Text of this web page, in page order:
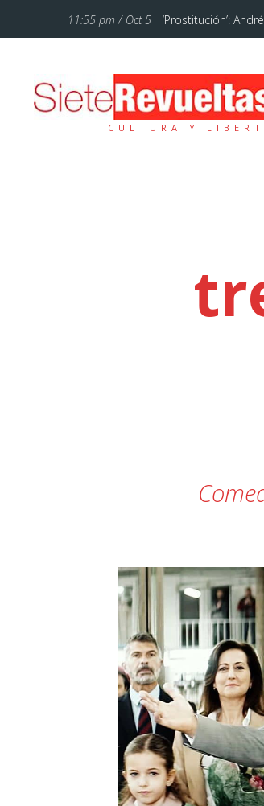
11:55 pm / Oct 5 ‘Prostitución’:
10:46 pm / Ene 18 Cuando lo
Vienen tiempos
Alberto
Un réquiem por
«Hemos
CULTURA Y